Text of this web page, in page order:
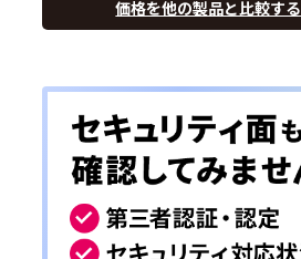
価格を他の製品と比較する